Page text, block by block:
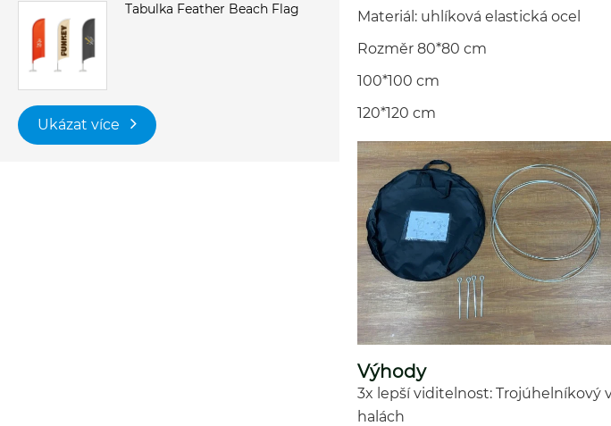
Tabulka Feather Beach Flag
Ukázat více
Materiál: uhlíková elastická ocel
Rozměr 80*80 cm
100*100 cm
120*120 cm
Výhody
3x lepší viditelnost: Trojúhelníkový
halách